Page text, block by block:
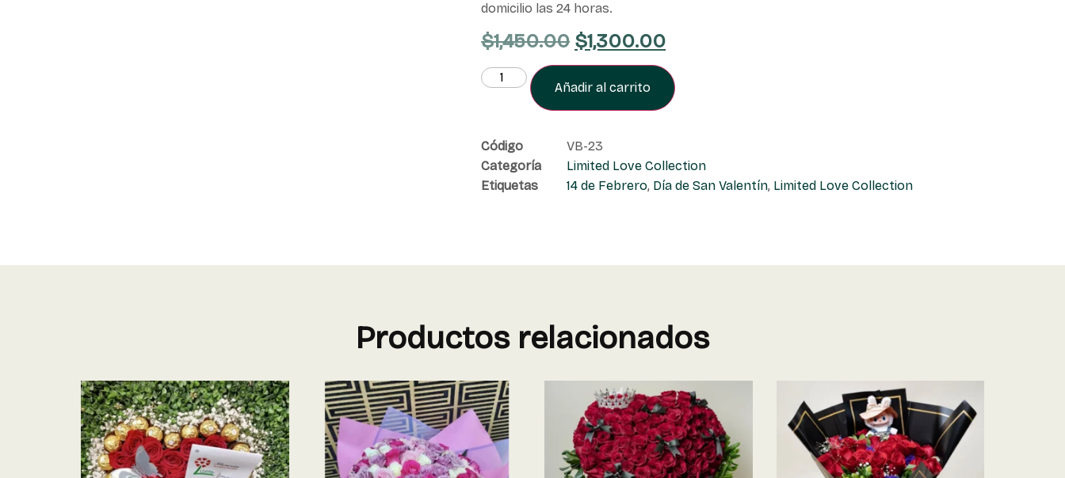
domicilio las 24 horas.
$1,450.00 $1,300.00
Añadir al carrito
Código
VB-23
Categoría
Limited Love Collection
Etiquetas
14 de Febrero, Día de San Valentín, Limited Love Collection
Productos relacionados